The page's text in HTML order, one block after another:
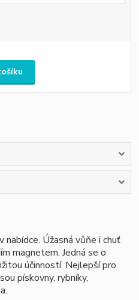
Úžasná vůňe i chuť
magnetem. Jedná se o
účinností. Nejlepší pro
pískovny, rybníky,